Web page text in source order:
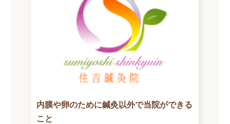
内膜や卵のために鍼灸以外で当院ができる
こと